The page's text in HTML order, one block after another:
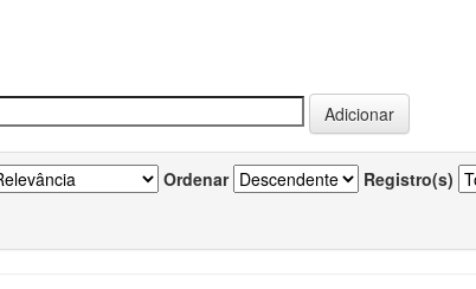
Ordenar Registro(s)